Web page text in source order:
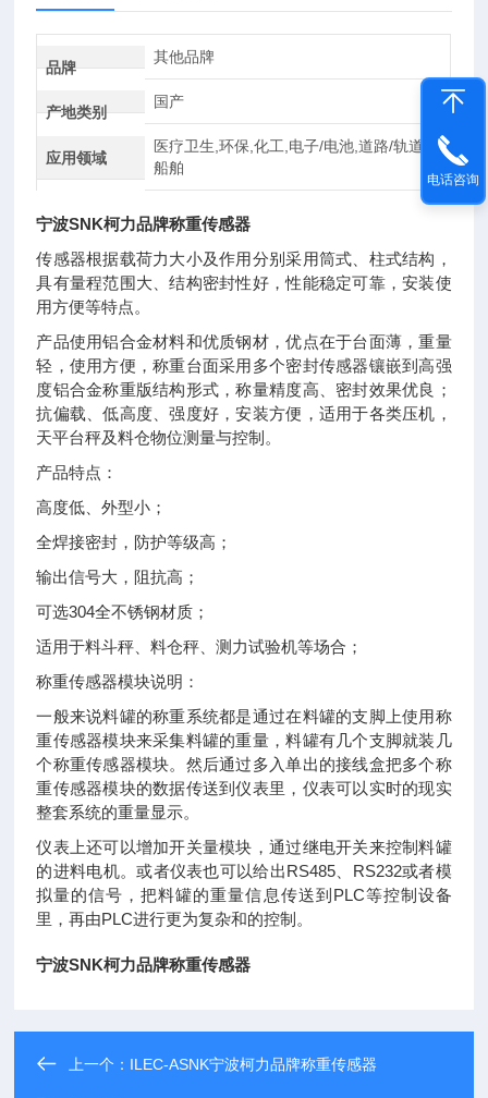
品牌
其他品牌
产地类别
国产
应用领域
医疗卫生,环保,化工,电子/电池,道路/轨道/
船舶
宁波SNK柯力品牌称重传感器
传感器根据载荷力大小及作用分别采用筒式、柱式结构，
具有量程范围大、结构密封性好，性能稳定可靠，安装使
用方便等特点。
产品使用铝合金材料和优质钢材，优点在于台面薄，重量
轻，使用方便，称重台面采用多个密封传感器镶嵌到高强
度铝合金称重版结构形式，称量精度高、密封效果优良；
抗偏载、低高度、强度好，安装方便，适用于各类压机，
天平台秤及料仓物位测量与控制。
产品特点：
高度低、外型小；
全焊接密封，防护等级高；
输出信号大，阻抗高；
可选304全不锈钢材质；
适用于料斗秤、料仓秤、测力试验机等场合；
称重传感器模块说明：
一般来说料罐的称重系统都是通过在料罐的支脚上使用称
重传感器模块来采集料罐的重量，料罐有几个支脚就装几
个称重传感器模块。然后通过多入单出的接线盒把多个称
重传感器模块的数据传送到仪表里，仪表可以实时的现实
整套系统的重量显示。
仪表上还可以增加开关量模块，通过继电开关来控制料罐
的进料电机。或者仪表也可以给出RS485、RS232或者模
拟量的信号，把料罐的重量信息传送到PLC等控制设备
里，再由PLC进行更为复杂和的控制。
宁波SNK柯力品牌称重传感器
上一个： ILEC-ASNK宁波柯力品牌称重传感器
电话咨询